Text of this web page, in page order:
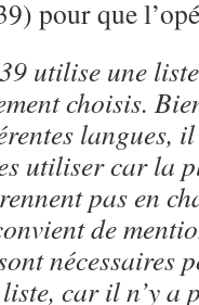
pour que
utilise une
choisis.
langues, il
utiliser car la
pas en
de
nécessaires
car il n’y a